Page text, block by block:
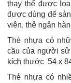
thay thế được
được dùng để
viên, thẻ ngân
Thẻ nhựa có
cầu của người
kích thước 54 x
Thẻ nhựa có